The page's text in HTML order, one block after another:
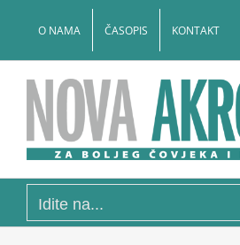
O NAMA ČASOPIS KONTAKT
Idite na...